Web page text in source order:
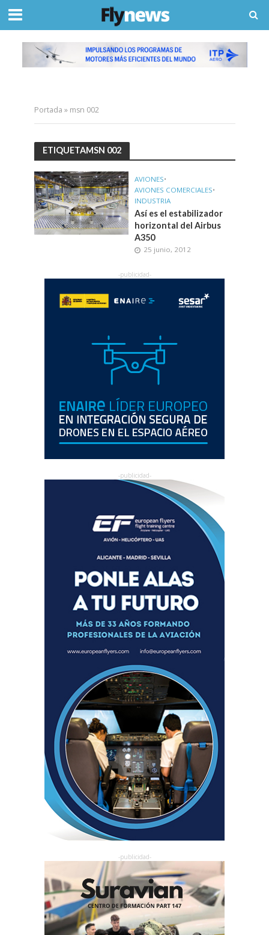
Portada » msn 002
ETIQUETAMSN 002
AVIONES•
AVIONES COMERCIALES•
INDUSTRIA
Así es el estabilizador
horizontal del Airbus
A350
25 junio, 2012